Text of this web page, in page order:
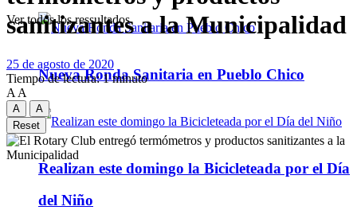
Nueva Ronda Sanitaria en Pueblo Chico
Realizan este domingo la Bicicleteada por el Día
del Niño
Ver todos los ressultados
sanitizantes a la Municipalidad
25 de agosto de 2020
Tiempo de lectura: 1 minuto
A A
A
A
Reset